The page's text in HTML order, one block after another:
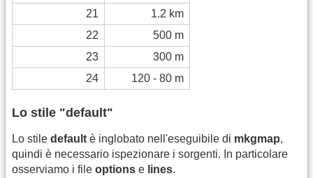
21
1.2 km
22
500 m
23
300 m
24
120 - 80 m
Lo stile "default"
Lo stile default è inglobato nell'eseguibile di mkgmap,
quindi è necessario ispezionare i sorgenti. In particolare
osserviamo i file options e lines.